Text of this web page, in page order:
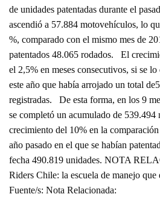
de unidades patentadas durante el
ascendió a 57.884 motovehículos, lo
%, comparado con el mismo mes de
patentados 48.065 rodados. El
el 2,5% en meses consecutivos, si se
este año que había arrojado un total
registradas. De esta forma, en los 9
se completó un acumulado de 539.494
crecimiento del 10% en la
año pasado en el que se habían
fecha 490.819 unidades. NOTA
Riders Chile: la escuela de manejo que
Fuente/s: Nota Relacionada: